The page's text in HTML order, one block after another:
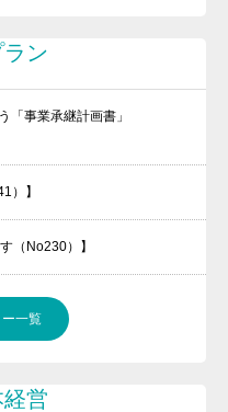
ン
「事業承継計画書」
）】
（No230）】
ー一覧
経営
声
・免責事項